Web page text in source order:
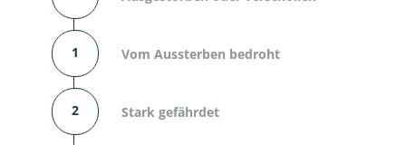
1 Vom Aussterben bedroht
2 Stark gefährdet